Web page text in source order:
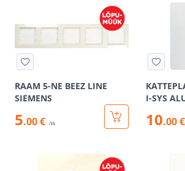
RAAM 5-NE BEEZ LINE
SIEMENS
5.00 € /tk
I-SYS
10.00 €